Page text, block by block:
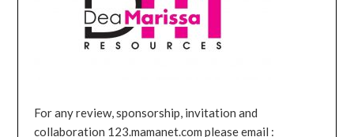
For any review, sponsorship, invitation and
collaboration 123.mamanet.com please email :